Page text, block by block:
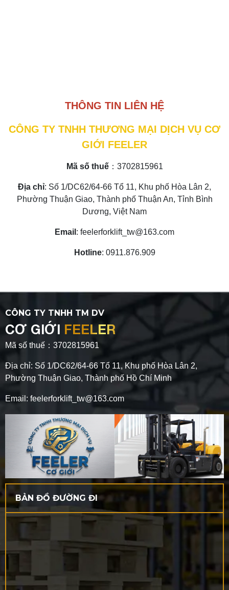
THÔNG TIN LIÊN HỆ
CÔNG TY TNHH THƯƠNG MẠI DỊCH VỤ CƠ
GIỚI FEELER
Mã số thuế：3702815961
Địa chỉ: Số 1/DC62/64-66 Tổ 11, Khu phố Hòa Lân 2,
Phường Thuận Giao, Thành phố Thuận An, Tỉnh Bình
Dương, Việt Nam
Email : feelerforklift_tw@163.com
Hotline: 0911.876.909
CÔNG TY TNHH TM DV
CƠ GIỚI FEELER
Mã số thuế：3702815961
Địa chỉ: Số 1/DC62/64-66 Tổ 11, Khu phố Hòa Lân 2,
Phường Thuận Giao, Thành phố Hồ Chí Minh
Email: feelerforklift_tw@163.com
BẢN ĐỒ ĐƯỜNG ĐI